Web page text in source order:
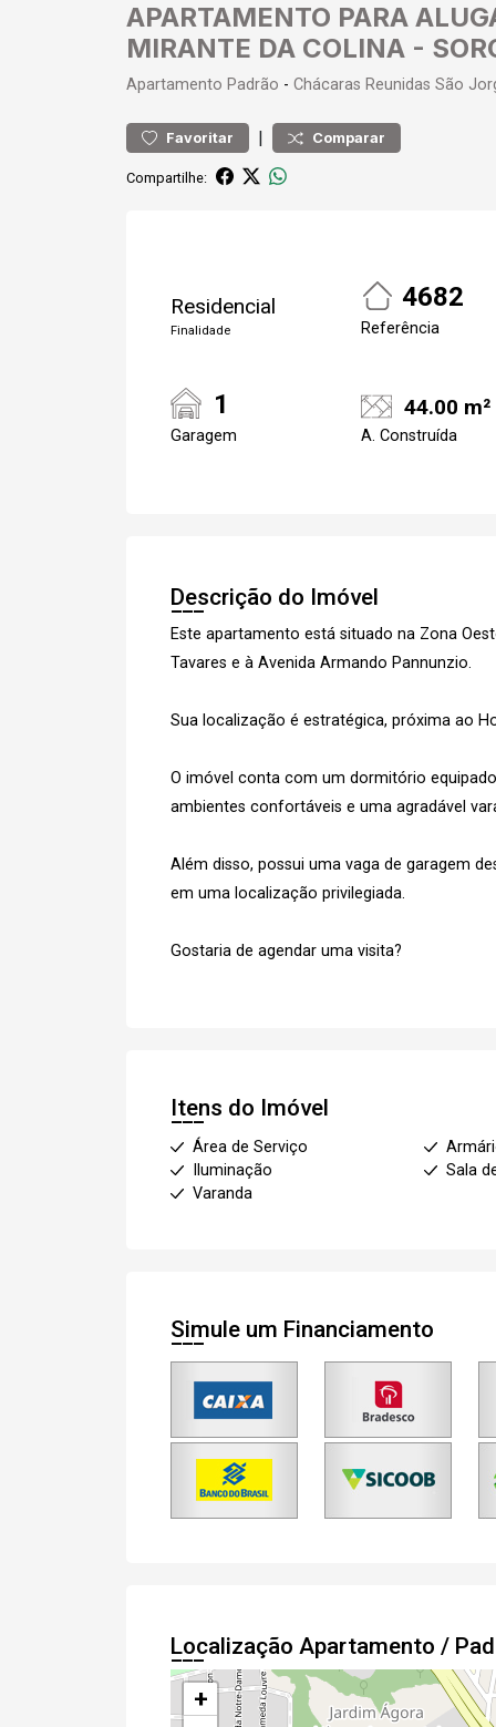
APARTAMENTO PARA
MIRANTE DA COLINA -
Apartamento Padrão - Chácaras Reunidas São
Favoritar | Comparar
Compartilhe:
Residencial
Finalidade
4682
Referência
1
Garagem
44.00 m²
A. Construída
Descrição do Imóvel
Este apartamento está situado na Zona
Tavares e à Avenida Armando Pannunzio.
Sua localização é estratégica, próxima ao
O imóvel conta com um dormitório
ambientes confortáveis e uma agradável
Além disso, possui uma vaga de garagem
em uma localização privilegiada.
Gostaria de agendar uma visita?
Itens do Imóvel
Área de Serviço
Iluminação
Sala
Varanda
Simule um Financiamento
Localização Apartamento /
+
Realize o login
Login
Cadastre-se